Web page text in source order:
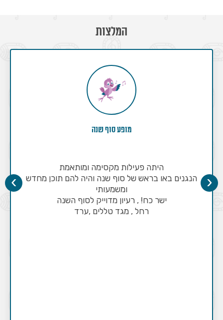
המלצות
מופע סוף שנה
היתה פעילות מקסימה ומותאמת
הנגנים באו בראש של סוף שנה והיה להם תוכן מחדש
ומשמעותי
ישר כח! , רעיון מדוייק לסוף השנה
רחל , מגד טללים ,ערד
‹
›